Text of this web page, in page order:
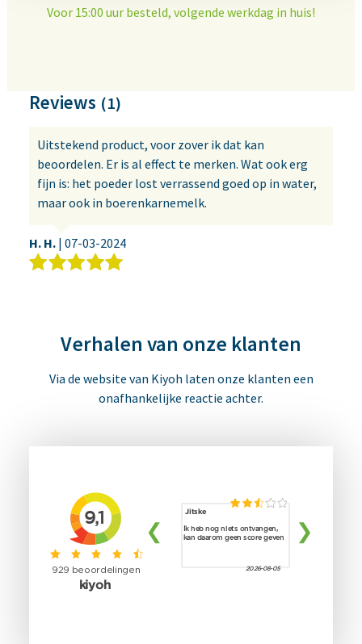
Voor 15:00 uur besteld, volgende werkdag in huis!
Reviews (1)
Uitstekend product, voor zover ik dat kan
beoordelen. Er is al effect te merken. Wat ook erg
fijn is: het poeder lost verrassend goed op in water,
maar ook in boerenkarnemelk.
H. H. | 07-03-2024
Verhalen van onze klanten
Via de website van Kiyoh laten onze klanten een
onafhankelijke reactie achter.